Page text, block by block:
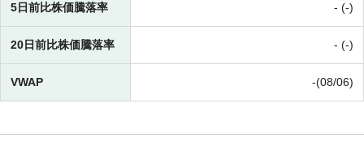
5日前比株価騰落率 - (-)
20日前比株価騰落率 - (-)
VWAP -(08/06)